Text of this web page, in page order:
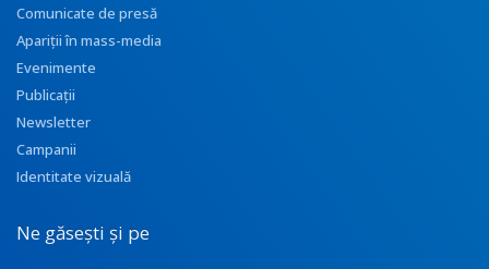
Comunicate de presă
Apariţii în mass-media
Evenimente
Publicații
Newsletter
Campanii
Identitate vizuală
Ne găsești și pe